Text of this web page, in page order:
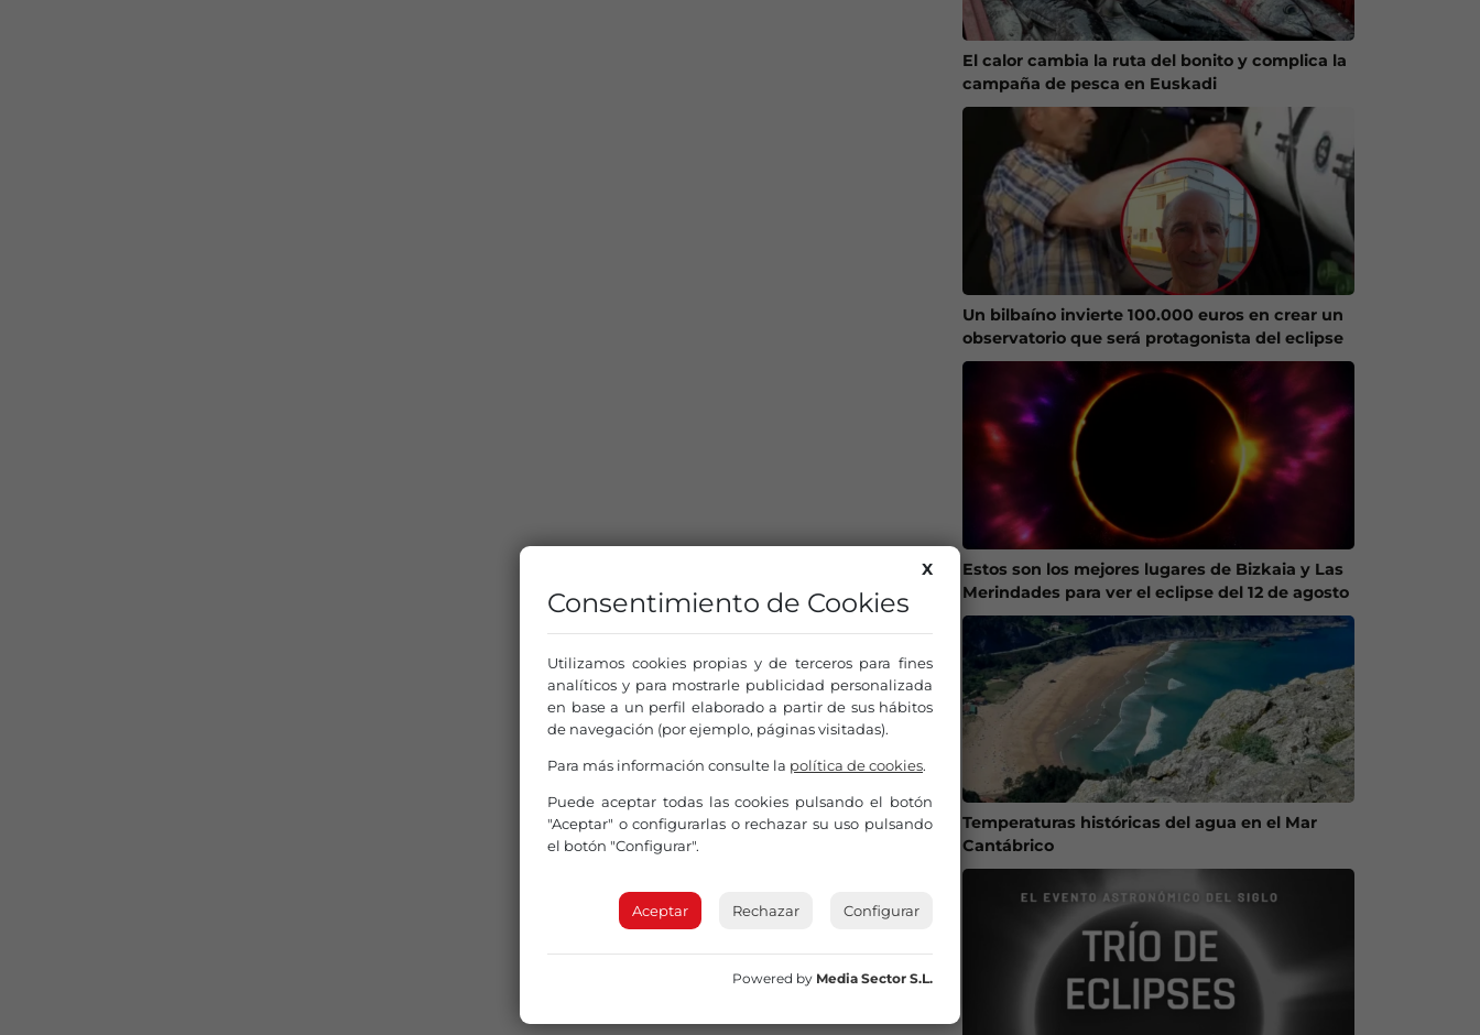
El calor cambia la ruta del bonito y complica la
campaña de pesca en Euskadi
Un bilbaíno invierte 100.000 euros en crear un
observatorio que será protagonista del eclipse
Estos son los mejores lugares de Bizkaia y Las
Merindades para ver el eclipse del 12 de agosto
Temperaturas históricas del agua en el Mar
Cantábrico
X
Consentimiento de Cookies
Utilizamos cookies propias y de terceros para fines
analíticos y para mostrarle publicidad personalizada
en base a un perfil elaborado a partir de sus hábitos
de navegación (por ejemplo, páginas visitadas).
Para más información consulte la política de cookies.
Puede aceptar todas las cookies pulsando el botón
"Aceptar" o configurarlas o rechazar su uso pulsando
el botón "Configurar".
Aceptar Rechazar Configurar
Powered by Media Sector S.L.